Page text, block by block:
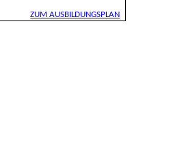
ZUM AUSBILDUNGSPLAN